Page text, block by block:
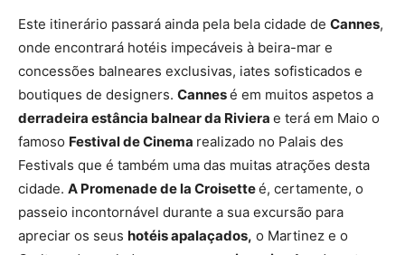
Este itinerário passará ainda pela bela cidade de Cannes,
onde encontrará hotéis impecáveis à beira-mar e
concessões balneares exclusivas, iates sofisticados e
boutiques de designers. Cannesé em muitos aspetos a
derradeira estância balnear da Riviera e terá em Maio o
famoso Festival de Cinema realizado no Palais des
Festivals que é também uma das muitas atrações desta
cidade. A Promenade de la Croisetteé, certamente, o
passeio incontornável durante a sua excursão para
apreciar os seus hotéis apalaçados, o Martinez e o